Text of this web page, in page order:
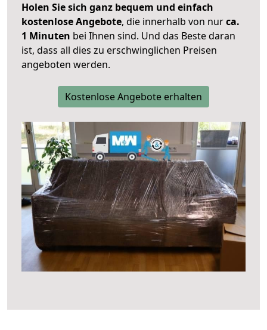
Holen Sie sich ganz bequem und einfach
kostenlose Angebote, die innerhalb von nurca.
1 Minuten bei Ihnen sind. Und das Beste daran
ist, dass all dies zu erschwinglichen Preisen
angeboten werden.
Kostenlose Angebote erhalten